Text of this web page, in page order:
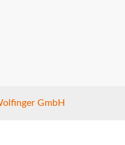
GmbH